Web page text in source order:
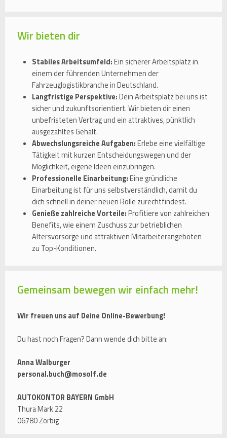
Wir bieten dir
Stabiles Arbeitsumfeld:Ein sicherer Arbeitsplatz in
einem der führenden Unternehmen der
Fahrzeuglogistikbranche in Deutschland.
Langfristige Perspektive:Dein Arbeitsplatz bei uns ist
sicher und zukunftsorientiert. Wir bieten dir einen
unbefristeten Vertrag und ein attraktives, pünktlich
ausgezahltes Gehalt.
Abwechslungsreiche Aufgaben:Erlebe eine vielfältige
Tätigkeit mit kurzen Entscheidungswegen und der
Möglichkeit, eigene Ideen einzubringen.
Professionelle Einarbeitung:Eine gründliche
Einarbeitung ist für uns selbstverständlich, damit du
dich schnell in deiner neuen Rolle zurechtfindest.
Genieße zahlreiche Vorteile:Profitiere von zahlreichen
Benefits, wie einem Zuschuss zur betrieblichen
Altersvorsorge und attraktiven Mitarbeiterangeboten
zu Top-Konditionen.
Gemeinsam bewegen wir einfach mehr!
Wir freuen uns auf Deine Online-Bewerbung!
Du hast noch Fragen? Dann wende dich bitte an:
Anna Walburger
personal.buch@mosolf.de
AUTOKONTOR BAYERN GmbH
Thura Mark 22
06780 Zörbig